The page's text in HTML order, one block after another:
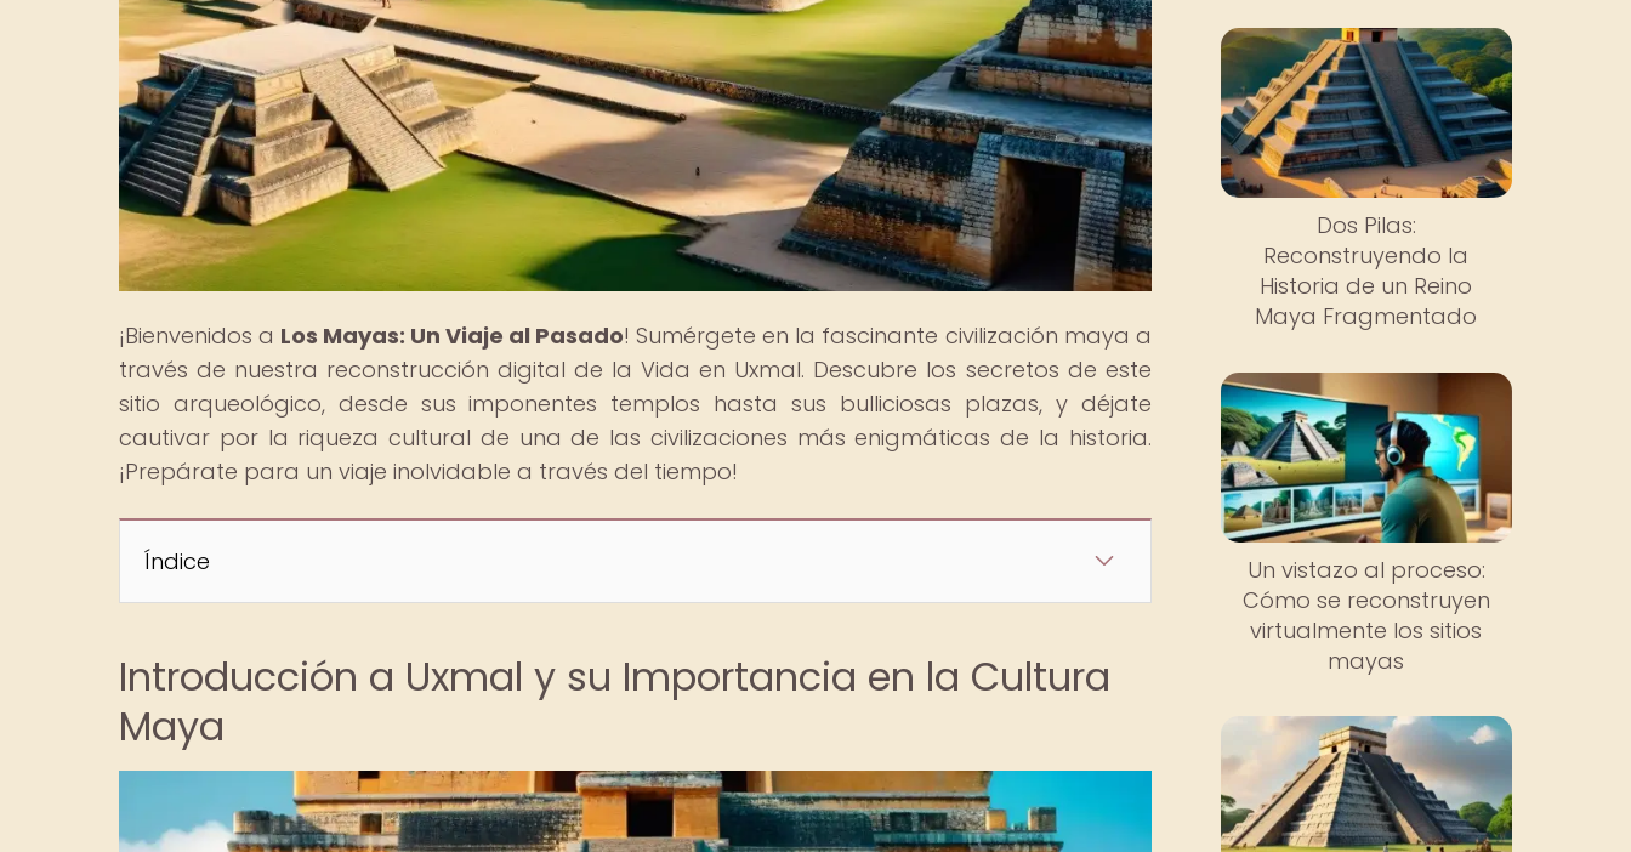
¡Bienvenidos a Los Mayas: Un Viaje al Pasado! Sumérgete en la fascinante civilización maya a
través de nuestra reconstrucción digital de la Vida en Uxmal. Descubre los secretos de este
sitio arqueológico, desde sus imponentes templos hasta sus bulliciosas plazas, y déjate
cautivar por la riqueza cultural de una de las civilizaciones más enigmáticas de la historia.
¡Prepárate para un viaje inolvidable a través del tiempo!
Índice
Introducción a Uxmal y su Importancia en la Cultura
Maya
Dos Pilas:
Reconstruyendo la
Historia de un Reino
Maya Fragmentado
Un vistazo al proceso:
Cómo se reconstruyen
virtualmente los sitios
mayas